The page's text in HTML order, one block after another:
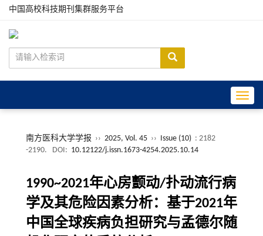
中国高校科技期刊集群服务平台
南方医科大学学报 ›› 2025, Vol. 45 ›› Issue (10) : 2182
-2190.
DOI: 10.12122/j.issn.1673-4254.2025.10.14
1990~2021年心房颤动/扑动流行病
学及其危险因素分析：基于2021年
中国全球疾病负担研究与孟德尔随